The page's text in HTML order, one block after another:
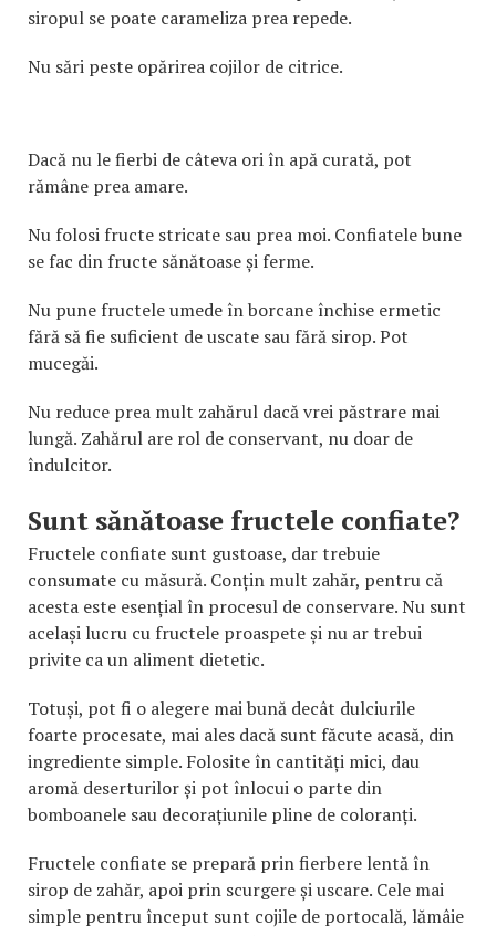
siropul se poate carameliza prea repede.
Nu sări peste opărirea cojilor de citrice.
Dacă nu le fierbi de câteva ori în apă curată, pot
rămâne prea amare.
Nu folosi fructe stricate sau prea moi. Confiatele bune
se fac din fructe sănătoase și ferme.
Nu pune fructele umede în borcane închise ermetic
fără să fie suficient de uscate sau fără sirop. Pot
mucegăi.
Nu reduce prea mult zahărul dacă vrei păstrare mai
lungă. Zahărul are rol de conservant, nu doar de
îndulcitor.
Sunt sănătoase fructele confiate?
Fructele confiate sunt gustoase, dar trebuie
consumate cu măsură. Conțin mult zahăr, pentru că
acesta este esențial în procesul de conservare. Nu sunt
același lucru cu fructele proaspete și nu ar trebui
privite ca un aliment dietetic.
Totuși, pot fi o alegere mai bună decât dulciurile
foarte procesate, mai ales dacă sunt făcute acasă, din
ingrediente simple. Folosite în cantități mici, dau
aromă deserturilor și pot înlocui o parte din
bomboanele sau decorațiunile pline de coloranți.
Fructele confiate se prepară prin fierbere lentă în
sirop de zahăr, apoi prin scurgere și uscare. Cele mai
simple pentru început sunt cojile de portocală, lămâie